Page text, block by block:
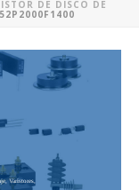
DE DISCO DE
Varistores,